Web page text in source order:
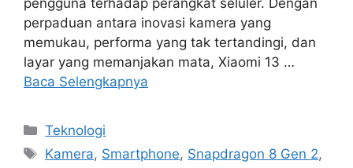
perpaduan antara inovasi kamera yang
memukau, performa yang tak tertandingi, dan
layar yang memanjakan mata, Xiaomi 13 …
Baca Selengkapnya
Kategori
Teknologi
Tag
Kamera, Smartphone, Snapdragon 8 Gen 2,